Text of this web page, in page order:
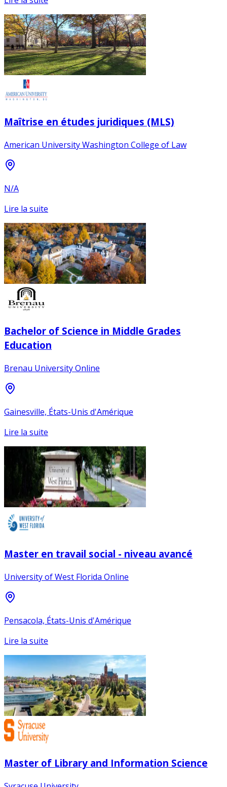
Maîtrise en études juridiques (MLS)
American University Washington College of Law
N/A
Lire la suite
Bachelor of Science in Middle Grades
Education
Brenau University Online
Gainesville, États-Unis d'Amérique
Lire la suite
Master en travail social - niveau avancé
University of West Florida Online
Pensacola, États-Unis d'Amérique
Lire la suite
Master of Library and Information Science